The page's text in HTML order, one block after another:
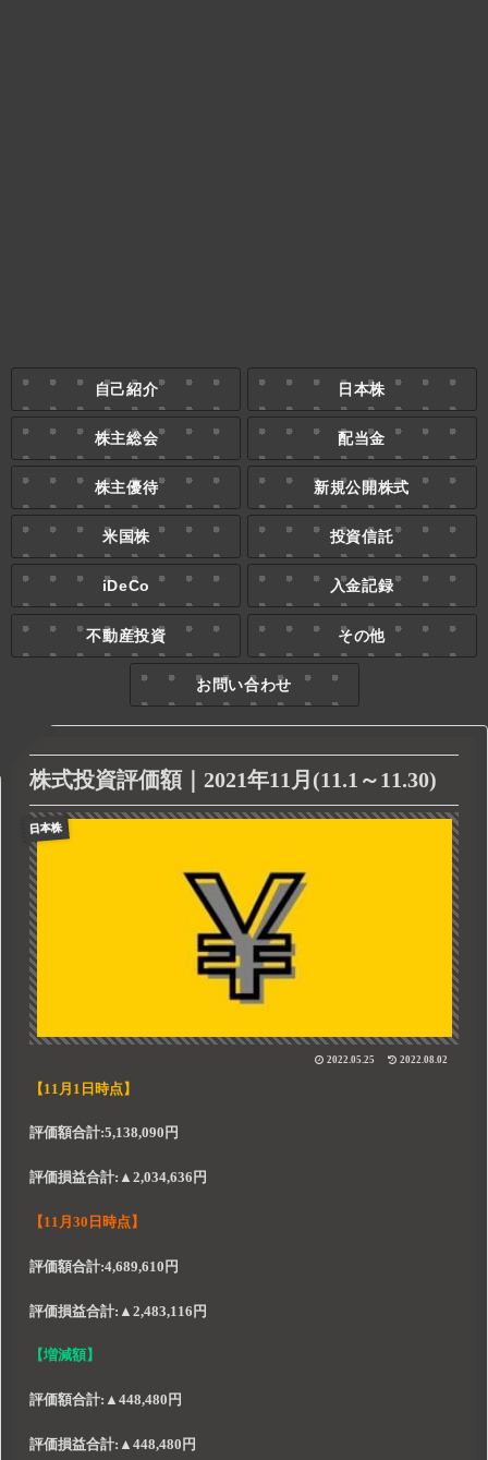
自己紹介 日本株
株主総会 配当金
株主優待 新規公開株式
米国株 投資信託
iDeCo 入金記録
不動産投資 その他
お問い合わせ
株式投資評価額｜2021年11月(11.1～11.30)
日本株
2022.05.25 2022.08.02
【11月1日時点】
評価額合計:5,138,090円
評価損益合計:▲2,034,636円
【11月30日時点】
評価額合計:4,689,610円
評価損益合計:▲2,483,116円
【増減額】
評価額合計:▲448,480円
評価損益合計:▲448,480円